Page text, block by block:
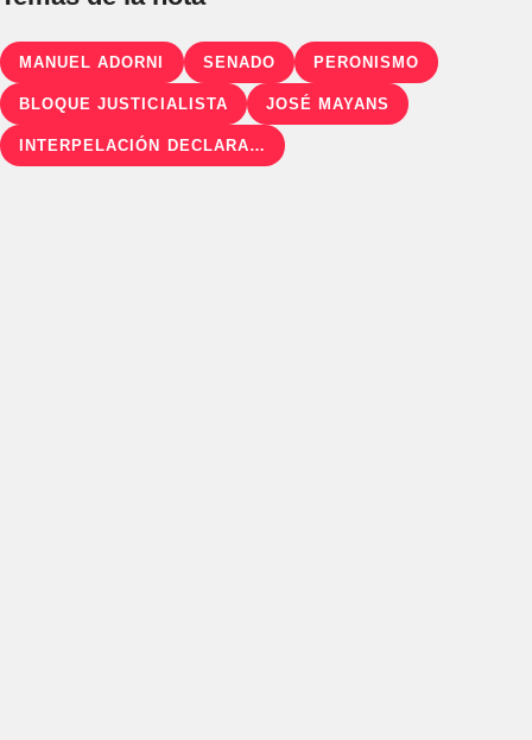
MANUEL ADORNI SENADO PERONISMO
BLOQUE JUSTICIALISTA JOSÉ MAYANS
INTERPELACIÓN DECLARACIÓN JURADA